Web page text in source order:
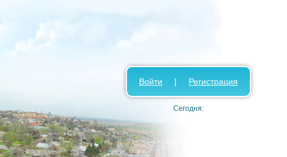
Войти | Регистрация
Сегодня: